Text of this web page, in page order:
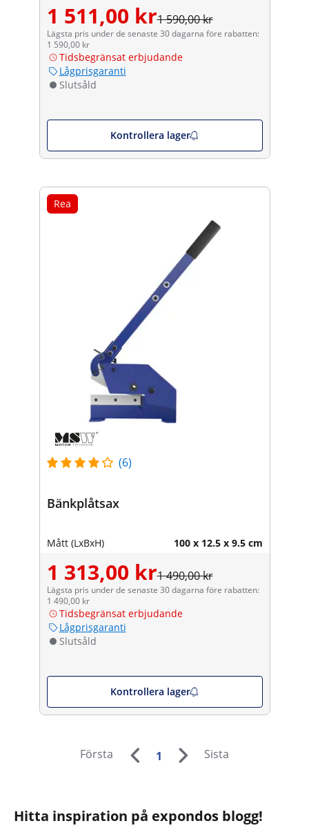
1 511,00 kr1 590,00 kr
Lägsta pris under de senaste 30 dagarna före rabatten:
1 590,00 kr
Tidsbegränsat erbjudande
Lågprisgaranti
Slutsåld
Kontrollera lager
Rea
(6)
Bänkplåtsax
Mått (LxBxH) 100 x 12.5 x 9.5 cm
1 313,00 kr1 490,00 kr
Lägsta pris under de senaste 30 dagarna före rabatten:
1 490,00 kr
Tidsbegränsat erbjudande
Lågprisgaranti
Slutsåld
Kontrollera lager
Första 1 Sista
Hitta inspiration på expondos blogg!